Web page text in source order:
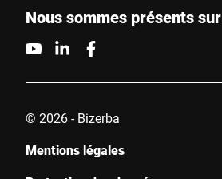
Nous sommes présents sur
© 2026 - Bizerba
Mentions légales